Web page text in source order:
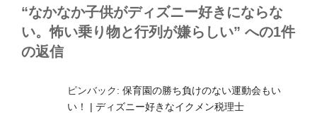
“なかなか子供がディズニー好きにならな
い。怖い乗り物と行列が嫌らしい” への1件
の返信
ピンバック: 保育園の勝ち負けのない運動会もい
い！ | ディズニー好きなイクメン税理士